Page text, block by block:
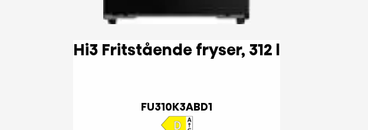
Hi3 Fritstående fryser, 312 l
FU310K3ABD1